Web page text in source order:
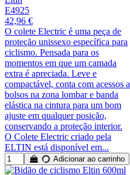
E4925
42,96 €
O colete Electric é uma peça de
proteção unissexo específica para
ciclismo. Pensada para os
momentos em que um camada
extra é apreciada. Leve e
compactável, conta com acessos a
bolsos na zona lombar e banda
elástica na cintura para um bom
ajuste em qualquer posição,
conservando a proteção interior.
O Colete Electric criado pela
ELTIN está disponível em...
Adicionar ao carrinho